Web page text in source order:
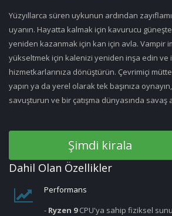
Yüzyıllarca süren uykunun ardından
uyanın. Hayatta kalmak için kavurucu
yeniden kazanmak için kan için avla. Vampir
yükseltmek için kalenizi yeniden inşa edin ve
hizmetkarlarınıza dönüştürün. Çevrimiçi
yapın ya da yerel olarak tek başınıza
savuşturun ve bir çatışma dünyasında savaş
Şimdi kirala
Dahil Olan Özellikler
Performans
- Ryzen 9CPU'ya sahip fiziksel